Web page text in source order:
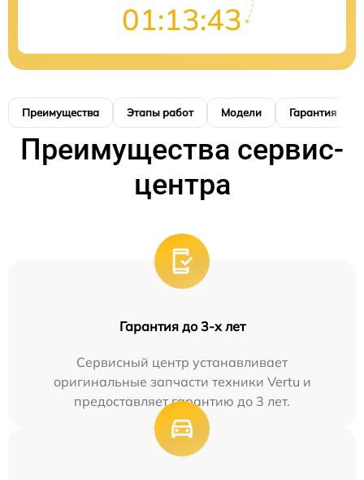
01:13:42
Преимущества Этапы работ Модели Гарантия
Преимущества сервис-
центра
Гарантия до 3-х лет
Сервисный центр устанавливает
оригинальные запчасти техники Vertu и
предоставляет гарантию до 3 лет.